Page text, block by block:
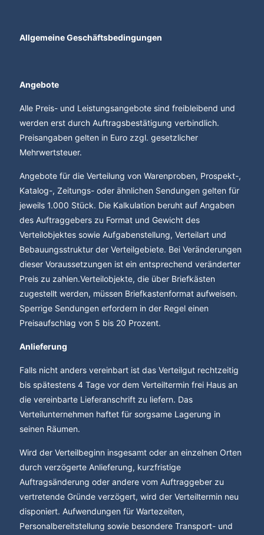
Allgemeine Geschäftsbedingungen
Angebote
Alle Preis- und Leistungsangebote sind freibleibend und
werden erst durch Auftragsbestätigung verbindlich.
Preisangaben gelten in Euro zzgl. gesetzlicher
Mehrwertsteuer.
Angebote für die Verteilung von Warenproben, Prospekt-,
Katalog-, Zeitungs- oder ähnlichen Sendungen gelten für
jeweils 1.000 Stück. Die Kalkulation beruht auf Angaben
des Auftraggebers zu Format und Gewicht des
Verteilobjektes sowie Aufgabenstellung, Verteilart und
Bebauungsstruktur der Verteilgebiete. Bei Veränderungen
dieser Voraussetzungen ist ein entsprechend veränderter
Preis zu zahlen.Verteilobjekte, die über Briefkästen
zugestellt werden, müssen Briefkastenformat aufweisen.
Sperrige Sendungen erfordern in der Regel einen
Preisaufschlag von 5 bis 20 Prozent.
Anlieferung
Falls nicht anders vereinbart ist das Verteilgut rechtzeitig
bis spätestens 4 Tage vor dem Verteiltermin frei Haus an
die vereinbarte Lieferanschrift zu liefern. Das
Verteilunternehmen haftet für sorgsame Lagerung in
seinen Räumen.
Wird der Verteilbeginn insgesamt oder an einzelnen Orten
durch verzögerte Anlieferung, kurzfristige
Auftragsänderung oder andere vom Auftraggeber zu
vertretende Gründe verzögert, wird der Verteiltermin neu
disponiert. Aufwendungen für Wartezeiten,
Personalbereitstellung sowie besondere Transport- und